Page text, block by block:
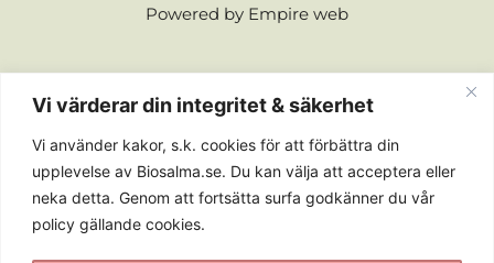
Vi värderar din integritet & säkerhet
Vi använder kakor, s.k. cookies för att förbättra din
upplevelse av Biosalma.se. Du kan välja att acceptera eller
neka detta. Genom att fortsätta surfa godkänner du vår
policy gällande cookies.
Powered by Empire web